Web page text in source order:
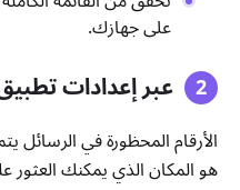
على جهازك.
عبر إعدادات
الأرقام المحظورة في
هو المكان الذي يمكنك العثور